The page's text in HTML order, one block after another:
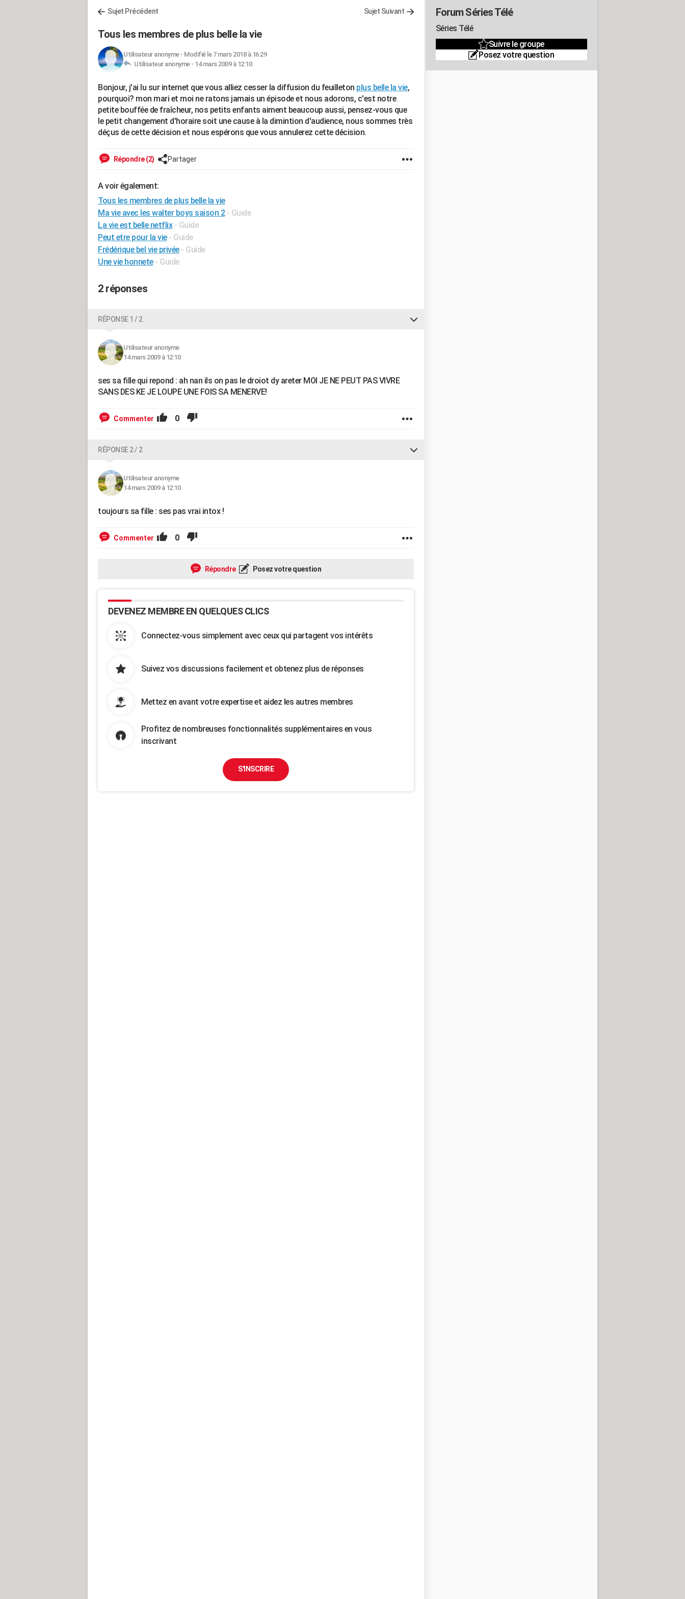
Sujet Précédent Sujet Suivant
Tous les membres de plus belle la vie
Utilisateur anonyme- Modifié le 7 mars 2018 à 16:29
Utilisateur anonyme - 14 mars 2009 à 12:10
Bonjour, j'ai lu sur internet que vous alliez cesser la diffusion du feuilleton plus belle la vie,
pourquoi? mon mari et moi ne ratons jamais un épisode et nous adorons, c'est notre
petite bouffée de fraîcheur, nos petits enfants aiment beaucoup aussi, pensez-vous que
le petit changement d'horaire soit une cause à la dimintion d'audience, nous sommes très
déçus de cette décision et nous espérons que vous annulerez cette décision.
Répondre (2) Partager
A voir également:
Tous les membres de plus belle la vie
Ma vie avec les walter boys saison 2 - Guide
La vie est belle netflix - Guide
Peut etre pour la vie - Guide
Frédérique bel vie privée - Guide
Une vie honnete - Guide
2 réponses
RÉPONSE 1 / 2
Utilisateur anonyme
14 mars 2009 à 12:10
ses sa fille qui repond : ah nan ils on pas le droiot dy areter MOI JE NE PEUT PAS VIVRE
SANS DES KE JE LOUPE UNE FOIS SA MENERVE!
Commenter 0
RÉPONSE 2 / 2
Utilisateur anonyme
14 mars 2009 à 12:10
toujours sa fille : ses pas vrai intox !
Commenter 0
Répondre Posez votre question
DEVENEZ MEMBRE EN QUELQUES CLICS
Connectez-vous simplement avec ceux qui partagent vos intérêts
Suivez vos discussions facilement et obtenez plus de réponses
Mettez en avant votre expertise et aidez les autres membres
Profitez de nombreuses fonctionnalités supplémentaires en vous
inscrivant
S'INSCRIRE
Forum Séries Télé
Séries Télé
Suivre le groupe
Posez votre question